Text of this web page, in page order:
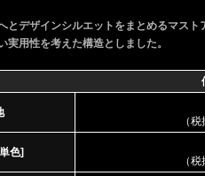
とデザインシルエットをまとめるマス
実用性を考えた構造としました。
（
色]
（